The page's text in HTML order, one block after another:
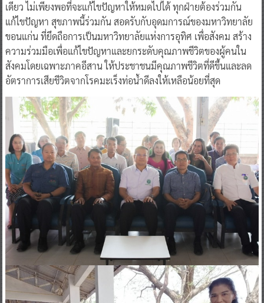
เดียว ไม่เพียงพอที่จะแก้ไขปัญหาให้หมดไปได้ ทุกฝ่ายต้องร่วมกัน
แก้ไขปัญหา สุขภาพนี้ร่วมกัน สอดรับกับอุดมการณ์ของมหาวิทยาลัย
ขอนแก่น ที่ยึดถือการเป็นมหาวิทยาลัยแห่งการอุทิศ เพื่อสังคม สร้าง
ความร่วมมือเพื่อแก้ไขปัญหาและยกระดับคุณภาพชีวิตของผู้คนใน
สังคมโดยเฉพาะภาคอีสาน ให้ประชาชนมีคุณภาพชีวิตที่ดีขึ้นและลด
อัตราการเสียชีวิตจากโรคมะเร็งท่อน้ําดีลงให้เหลือน้อยที่สุด